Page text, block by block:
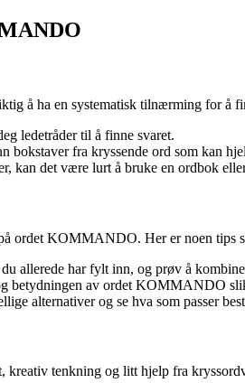
å ha en systematisk tilnærming for å
ledetråder til å finne svaret.
bokstaver fra kryssende ord som kan
kan det være lurt å bruke en ordbok
ordet KOMMANDO. Her er noen tips
du allerede har fylt inn, og prøv å
betydningen av ordet KOMMANDO
alternativer og se hva som passer
tenkning og litt hjelp fra